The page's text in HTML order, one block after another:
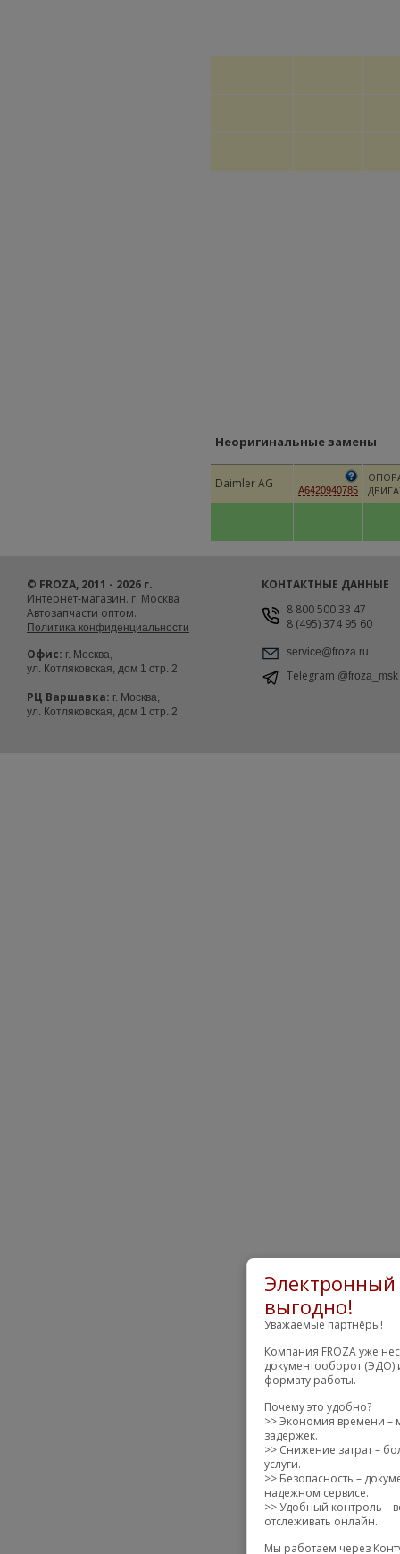
Неоригинальные замены
Daimler AG A6420940785
Электронный
выгодно!
Уважаемые партнёры!
Компания FROZA уже
документооборот (ЭДО)
формату работы.
Почему это удобно?
>> Экономия времени –
задержек.
>> Снижение затрат –
услуги.
>> Безопасность –
надежном сервисе.
>> Удобный контроль –
отслеживать онлайн.
Мы работаем через
© FROZA, 2011 - 2026 г.
Интернет-магазин. г. Москва
Автозапчасти оптом.
Политика конфиденциальности
Офис: г. Москва,
ул. Котляковская, дом 1 стр. 2
РЦ Варшавка: г. Москва,
ул. Котляковская, дом 1 стр. 2
КОНТАКТНЫЕ ДАННЫЕ
8 800 500 33 47
8 (495) 374 95 60
service@froza.ru
Telegram @froza_msk